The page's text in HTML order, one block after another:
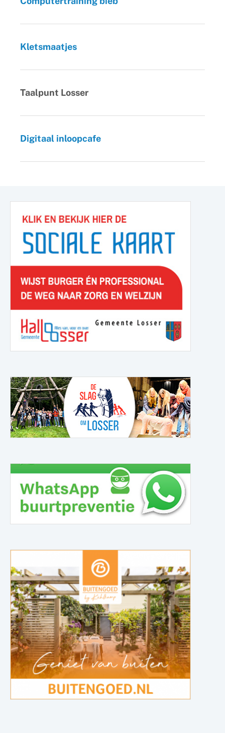
Kletsmaatjes
Taalpunt Losser
Digitaal inloopcafe